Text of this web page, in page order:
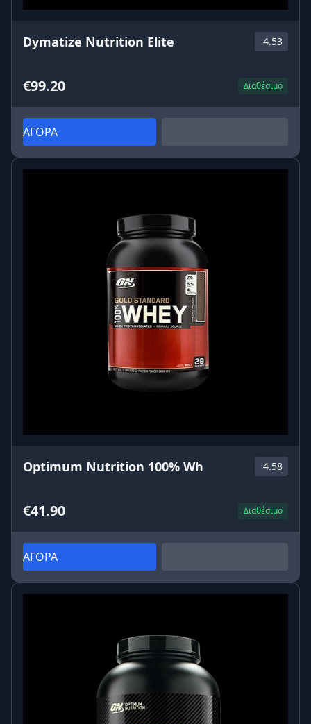
Dymatize Nutrition Elite 4.53
€99.20 Διαθέσιμο
ΑΓΟΡΑ
Optimum Nutrition 100% Wh 4.58
€41.90 Διαθέσιμο
ΑΓΟΡΑ